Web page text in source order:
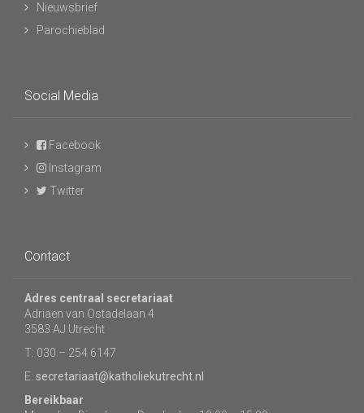
Nieuwsbrief
Parochieblad
Social Media
Facebook
Instagram
Twitter
Contact
Adres centraal secretariaat
Adriaen van Ostadelaan 4
3583 AJ Utrecht
T: 030 – 254 6147
E: secretariaat@katholiekutrecht.nl
Bereikbaar